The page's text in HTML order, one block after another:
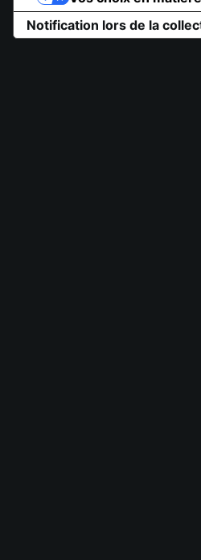
Notification lors de la